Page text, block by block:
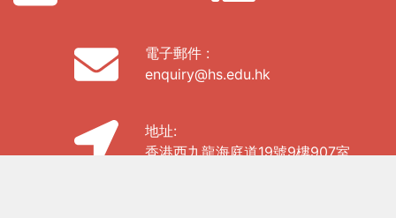
電子郵件 :
enquiry@hs.edu.hk
地址:
香港西九龍海庭道19號9樓907室